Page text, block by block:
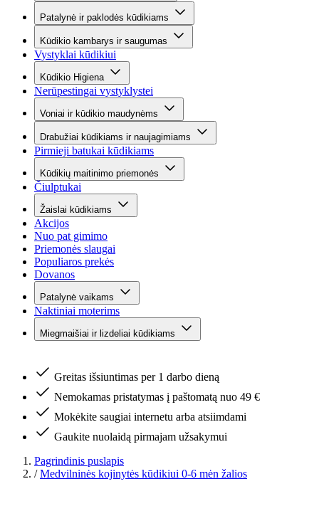
Patalynė ir paklodės kūdikiams
Kūdikio kambarys ir saugumas
Vystyklai kūdikiui
Kūdikio Higiena
Nerūpestingai vystyklystei
Voniai ir kūdikio maudynėms
Drabužiai kūdikiams ir naujagimiams
Pirmieji batukai kūdikiams
Kūdikių maitinimo priemonės
Čiulptukai
Žaislai kūdikiams
Akcijos
Nuo pat gimimo
Priemonės slaugai
Populiaros prekės
Dovanos
Patalynė vaikams
Naktiniai moterims
Miegmaišiai ir lizdeliai kūdikiams
Greitas išsiuntimas per 1 darbo dieną
Nemokamas pristatymas į paštomatą nuo 49 €
Mokėkite saugiai internetu arba atsiimdami
Gaukite nuolaidą pirmajam užsakymui
Pagrindinis puslapis
/ Medvilninės kojinytės kūdikiui 0-6 mėn žalios